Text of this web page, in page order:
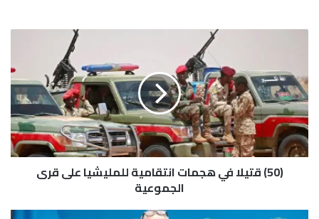
)
ق
ت
ي
ل
ا
ج
(50) قتيلا في هجمات انتقامية للمليشيا على قرى
الجموعية